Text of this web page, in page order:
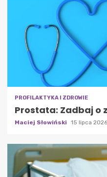
PROFILAKTYKA I ZDROWIE
Prostata: Zadbaj o
Maciej Słowiński 15 lipca 2026